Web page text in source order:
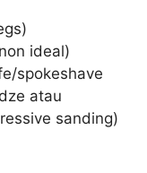
ideal)
spokeshave
atau
sanding)